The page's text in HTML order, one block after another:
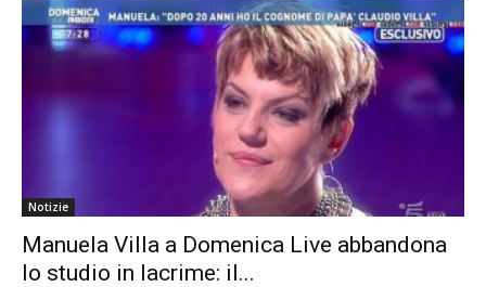
Notizie
Manuela Villa a Domenica Live abbandona
lo studio in lacrime: il...